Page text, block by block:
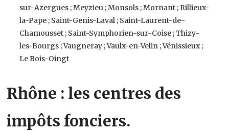
sur-Azergues ; Meyzieu ; Monsols ; Mornant ; Rillieux-
la-Pape ; Saint-Genis-Laval ; Saint-Laurent-de-
Chamousset ; Saint-Symphorien-sur-Coise ; Thizy-
les-Bourgs ; Vaugneray ; Vaulx-en-Velin ; Vénissieux ;
Le Bois-Oingt
Rhône : les centres des
impôts fonciers.